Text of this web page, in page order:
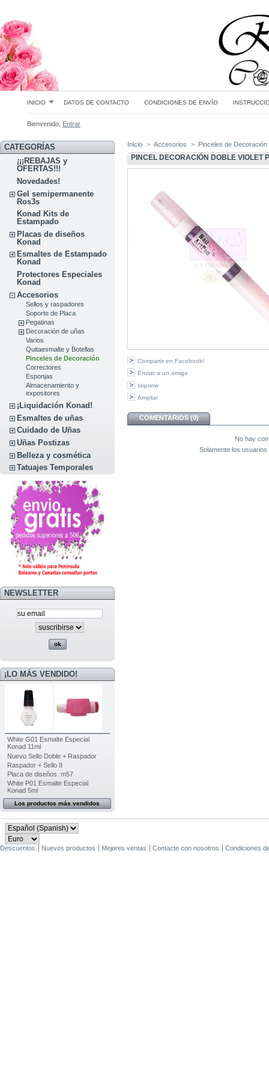
INICIO DATOS DE CONTACTO CONDICIONES DE ENVÍO
Bienvenido, Entrar
CATEGORÍAS
¡¡¡REBAJAS y
OFERTAS!!!
Novedades!
Gel semipermanente
Ros3s
Konad Kits de
Estampado
Placas de diseños
Konad
Esmaltes de Estampado
Konad
Protectores Especiales
Konad
Accesorios
Sellos y raspadores
Soporte de Placa
Pegatinas
Decoración de uñas
Varios
Quitaesmalte y Botellas
Pinceles de Decoración
Correctores
Esponjas
Almacenamiento y
expositores
¡Liquidación Konad!
Esmaltes de uñas
Cuidado de Uñas
Uñas Postizas
Belleza y cosmética
Tatuajes Temporales
NEWSLETTER
¡LO MÁS VENDIDO!
White G01 Esmalte Especial
Konad 11ml
Nuevo Sello Doble + Raspador
Raspador + Sello II
Placa de diseños. m57
White P01 Esmalte Especial
Konad 5ml
Los productos más vendidos
Inicio > Accesorios > Pinceles de Decoración
PINCEL DECORACIÓN DOBLE VIOLET
Compartir en Facebook!
Enviar a un amigo
Imprimir
Ampliar
COMENTARIOS (0)
No hay
Solamente los
Descuentos Nuevos productos Mejores ventas Contacte con nosotros Condiciones